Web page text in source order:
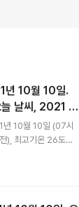
년 10월 10일.
늘 날씨, 2021 1
황사, 자외선
년 10월 10일 (07시
), 최고기온 26도
제보다 1도 낮은 최